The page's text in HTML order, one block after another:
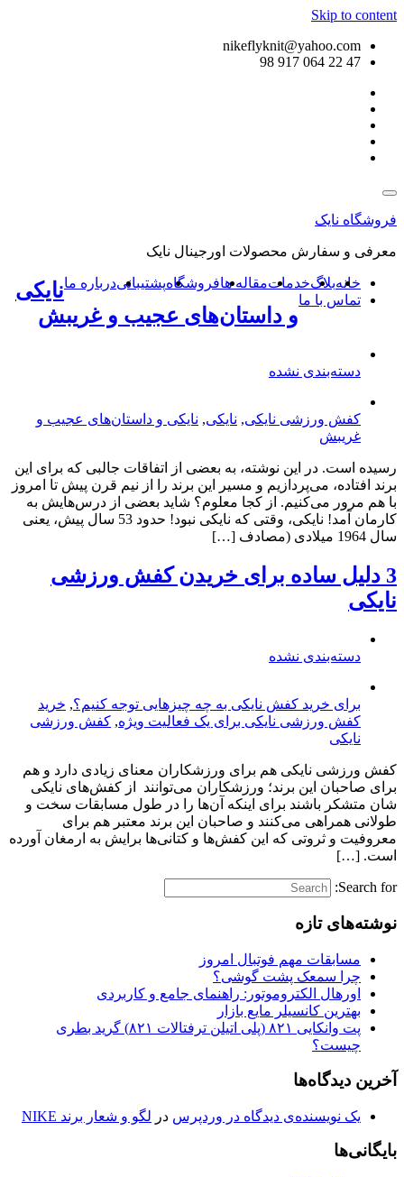
Skip to content
nikeflyknit@yahoo.com
47 22 064 917 98
فروشگاه نایک
معرفی و سفارش محصولات اورجینال نایک
خانهبلاگخدماتمقاله هافروشگاهپشتیبانیدرباره ما
تماس با ما
نایکی
و داستان‌های عجیب و غریبش
دسته‌بندی نشده
کفش ورزشی نایکی, نایکی, نایکی و داستان‌های عجیب و
غریبش
رسیده است. در این نوشته، به بعضی از اتفاقات جالبی که برای این
برند افتاده، می‌پردازیم و مسیر این برند را از نیم قرن پیش تا امروز
با هم مرور می‌کنیم. از کجا معلوم؟ شاید بعضی از درس‌هایش به
کارمان آمد! نایکی، وقتی که نایکی نبود! حدود 53 سال پیش، یعنی
سال 1964 میلادی (مصادف […]
3 دلیل ساده برای خریدن کفش ورزشی
نایکی
دسته‌بندی نشده
برای خرید کفش نایکی به چه چیزهایی توجه کنیم؟, خرید
کفش ورزشی نایکی برای یک فعالیت ویژه, کفش ورزشی
نایکی
کفش ورزشی نایکی هم برای ورزشکاران معنای زیادی دارد و هم
برای صاحبان این برند؛ ورزشکاران می‌توانند از کفش‌های نایکی
شان متشکر باشند برای اینکه آن‌ها را در طول مسابقات سخت و
طولانی همراهی می‌کنند و صاحبان این برند معتبر هم برای
معروفیت و ثروتی که این کفش‌ها و کتانی‌ها برایش به ارمغان آورده
است. […]
Search for:
نوشته‌های تازه
مسابقات مهم فوتبال امروز
چرا سمعک پشت گوشی؟
اورهال الکتروموتور: راهنمای جامع و کاربردی
بهترین کانسیلر مایع بازار
پت وانکایی ۸۲۱ (پلی اتیلن ترفتالات ۸۲۱) گرید بطری
چیست؟
آخرین دیدگاه‌ها
یک نویسنده‌ی دیدگاه در وردپرس در لگو و شعار برند NIKE
بایگانی‌ها